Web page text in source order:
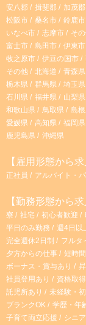
安八郡
揖斐郡 加茂郡
松阪市
桑名市 鈴鹿市
いなべ市
志摩市 そ
富士市
島田市 伊東市
牧之原市
伊豆の国市
その他
北海道 青森県
栃木県
群馬県 埼玉県
石川県
福井県 山梨県
和歌山県
鳥取県 島
愛媛県
高知県 福岡県
鹿児島県
沖縄県
【雇用形態から求
正社員 アルバイト・
【勤務形態から求
寮 社宅 初心者歓迎
平日のみ勤務
週4日以
完全週休2日制
フルタ
夕方からの仕事
短時
ボーナス・賞与あり
社員登用あり
資格取
託児所あり
未経験・
ブランクOK
学歴・年
子育て両立応援
シニ